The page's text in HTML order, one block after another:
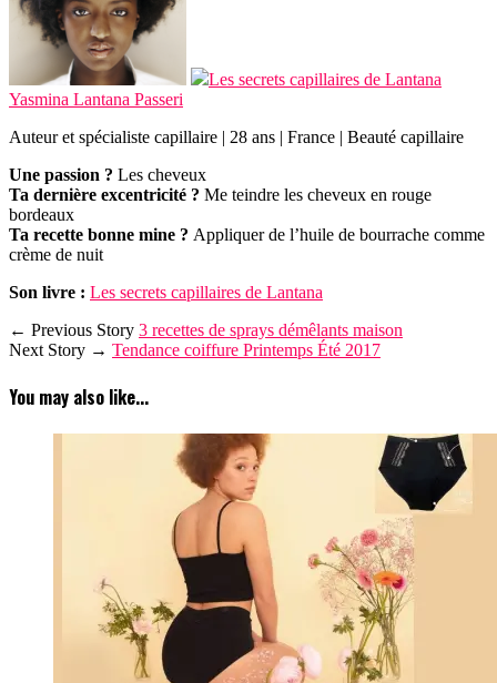
Les secrets capillaires de Lantana
Yasmina Lantana Passeri
Auteur et spécialiste capillaire | 28 ans | France | Beauté capillaire
Une passion ? Les cheveux
Ta dernière excentricité ? Me teindre les cheveux en rouge
bordeaux
Ta recette bonne mine ? Appliquer de l’huile de bourrache comme
crème de nuit
Son livre : Les secrets capillaires de Lantana
← Previous Story 3 recettes de sprays démêlants maison
Next Story → Tendance coiffure Printemps Été 2017
You may also like...